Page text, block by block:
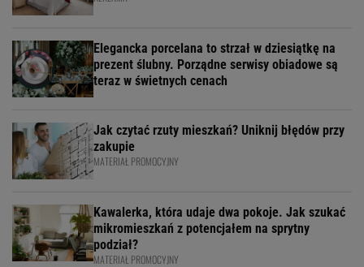
Elegancka porcelana to strzał w dziesiątkę na
prezent ślubny. Porządne serwisy obiadowe są
teraz w świetnych cenach
Jak czytać rzuty mieszkań? Uniknij błędów przy
zakupie
MATERIAŁ PROMOCYJNY
Kawalerka, która udaje dwa pokoje. Jak szukać
mikromieszkań z potencjałem na sprytny
podział?
MATERIAŁ PROMOCYJNY